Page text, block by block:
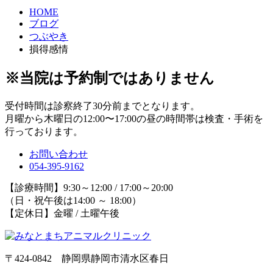
HOME
ブログ
つぶやき
損得感情
※当院は予約制ではありません
受付時間は診察終了30分前までとなります。
月曜から木曜日の12:00〜17:00の昼の時間帯は検査・手術を
行っております。
お問い合わせ
054-395-9162
【診療時間】9:30～12:00 / 17:00～20:00
（日・祝午後は14:00 ～ 18:00）
【定休日】金曜 / 土曜午後
〒424-0842 静岡県静岡市清水区春日